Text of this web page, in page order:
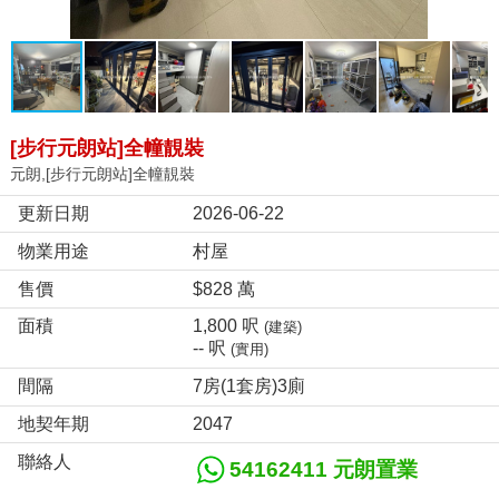
[步行元朗站]全幢靚裝
元朗,[步行元朗站]全幢靚裝
更新日期
2026-06-22
物業用途
村屋
售價
$828 萬
面積
1,800 呎 (建築)
-- 呎 (實用)
間隔
7房(1套房)3廁
地契年期
2047
聯絡人
54162411 元朗置業